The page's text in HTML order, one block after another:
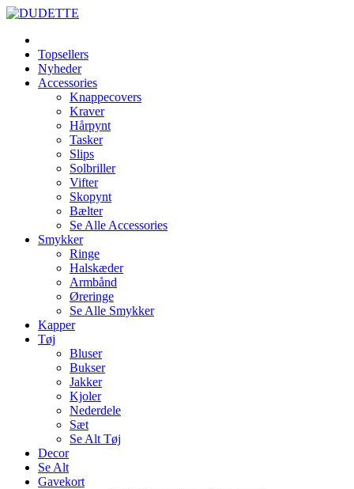
Topsellers
Nyheder
Accessories
Knappecovers
Kraver
Hårpynt
Tasker
Slips
Solbriller
Vifter
Skopynt
Bælter
Se Alle Accessories
Smykker
Ringe
Halskæder
Armbånd
Øreringe
Se Alle Smykker
Kapper
Tøj
Bluser
Bukser
Jakker
Kjoler
Nederdele
Sæt
Se Alt Tøj
Decor
Se Alt
Gavekort